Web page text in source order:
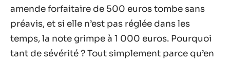
amende forfaitaire de 500 euros tombe sans
préavis, et si elle n’est pas réglée dans les
temps, la note grimpe à 1 000 euros. Pourquoi
tant de sévérité ? Tout simplement parce qu’en